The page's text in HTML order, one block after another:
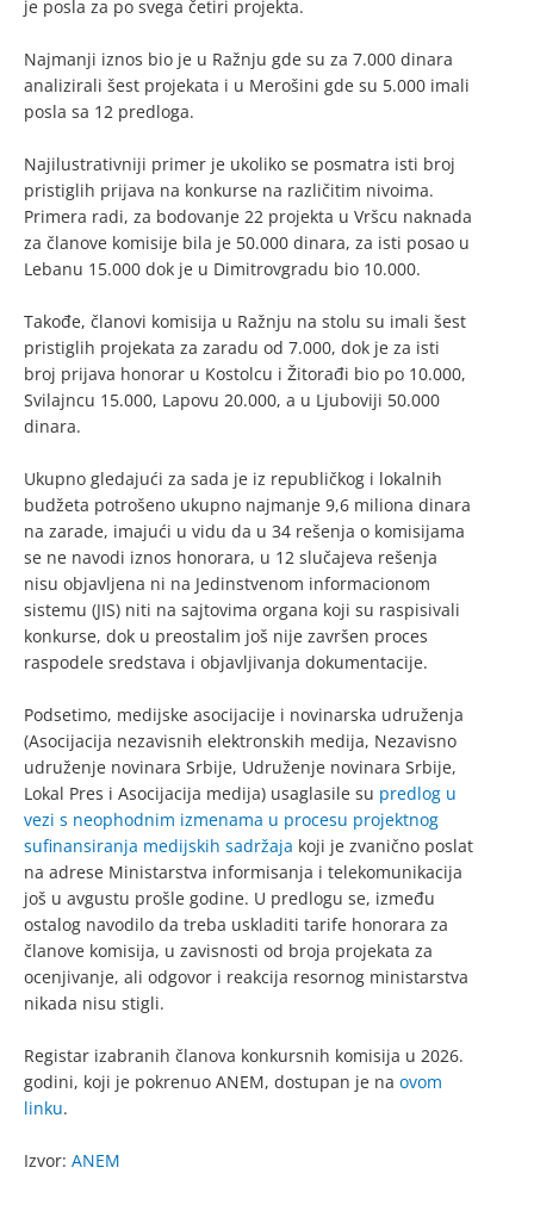
je posla za po svega četiri projekta.
Najmanji iznos bio je u Ražnju gde su za 7.000 dinara
analizirali šest projekata i u Merošini gde su 5.000 imali
posla sa 12 predloga.
Najilustrativniji primer je ukoliko se posmatra isti broj
pristiglih prijava na konkurse na različitim nivoima.
Primera radi, za bodovanje 22 projekta u Vršcu naknada
za članove komisije bila je 50.000 dinara, za isti posao u
Lebanu 15.000 dok je u Dimitrovgradu bio 10.000.
Takođe, članovi komisija u Ražnju na stolu su imali šest
pristiglih projekata za zaradu od 7.000, dok je za isti
broj prijava honorar u Kostolcu i Žitorađi bio po 10.000,
Svilajncu 15.000, Lapovu 20.000, a u Ljuboviji 50.000
dinara.
Ukupno gledajući za sada je iz republičkog i lokalnih
budžeta potrošeno ukupno najmanje 9,6 miliona dinara
na zarade, imajući u vidu da u 34 rešenja o komisijama
se ne navodi iznos honorara, u 12 slučajeva rešenja
nisu objavljena ni na Jedinstvenom informacionom
sistemu (JIS) niti na sajtovima organa koji su raspisivali
konkurse, dok u preostalim još nije završen proces
raspodele sredstava i objavljivanja dokumentacije.
Podsetimo, medijske asocijacije i novinarska udruženja
(Asocijacija nezavisnih elektronskih medija, Nezavisno
udruženje novinara Srbije, Udruženje novinara Srbije,
Lokal Pres i Asocijacija medija) usaglasile su predlog u
vezi s neophodnim izmenama u procesu projektnog
sufinansiranja medijskih sadržaja koji je zvanično poslat
na adrese Ministarstva informisanja i telekomunikacija
još u avgustu prošle godine. U predlogu se, između
ostalog navodilo da treba uskladiti tarife honorara za
članove komisija, u zavisnosti od broja projekata za
ocenjivanje, ali odgovor i reakcija resornog ministarstva
nikada nisu stigli.
Registar izabranih članova konkursnih komisija u 2026.
godini, koji je pokrenuo ANEM, dostupan je na ovom
linku.
Izvor: ANEM